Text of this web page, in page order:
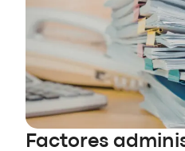
Factores